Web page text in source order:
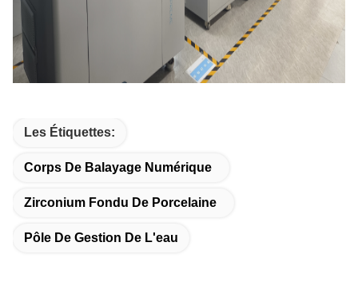
Les Étiquettes:
Corps De Balayage Numérique
Zirconium Fondu De Porcelaine
Pôle De Gestion De L'eau